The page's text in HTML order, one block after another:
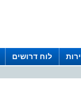
לוח דרושים